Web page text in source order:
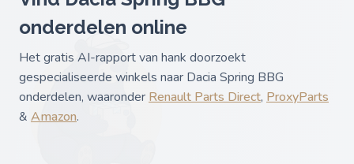
onderdelen online
Het gratis AI-rapport van hank doorzoekt
gespecialiseerde winkels naar Dacia Spring BBG
onderdelen, waaronder Renault Parts Direct, ProxyParts
& Amazon.